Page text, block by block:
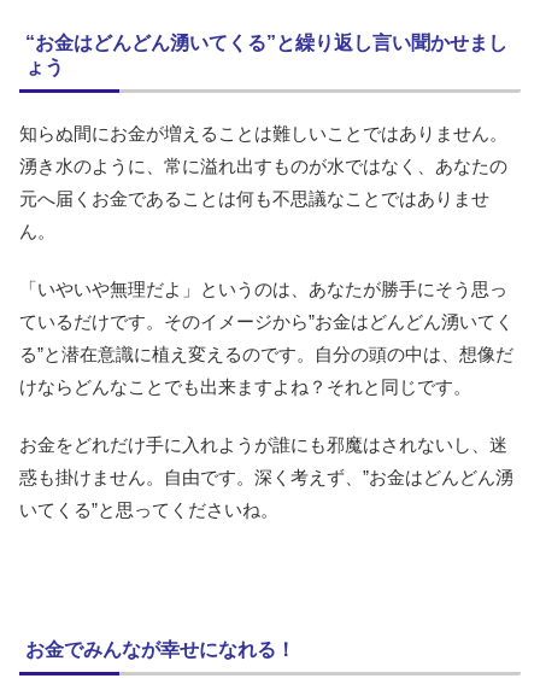
“お金はどんどん湧いてくる”と繰り返し言い聞かせまし
ょう
知らぬ間にお金が増えることは難しいことではありません。
湧き水のように、常に溢れ出すものが水ではなく、あなたの
元へ届くお金であることは何も不思議なことではありませ
ん。
「いやいや無理だよ」というのは、あなたが勝手にそう思っ
ているだけです。そのイメージから”お金はどんどん湧いてく
る”と潜在意識に植え変えるのです。自分の頭の中は、想像だ
けならどんなことでも出来ますよね？それと同じです。
お金をどれだけ手に入れようが誰にも邪魔はされないし、迷
惑も掛けません。自由です。深く考えず、”お金はどんどん湧
いてくる”と思ってくださいね。
お金でみんなが幸せになれる！